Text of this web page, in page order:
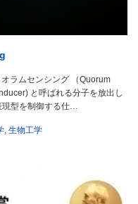
ラムセンシング （Quorum
と呼ばれる分子を放出し
現型を制御する仕…
, 生物工学